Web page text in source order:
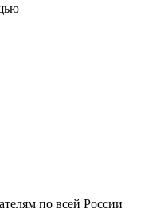
по всей России